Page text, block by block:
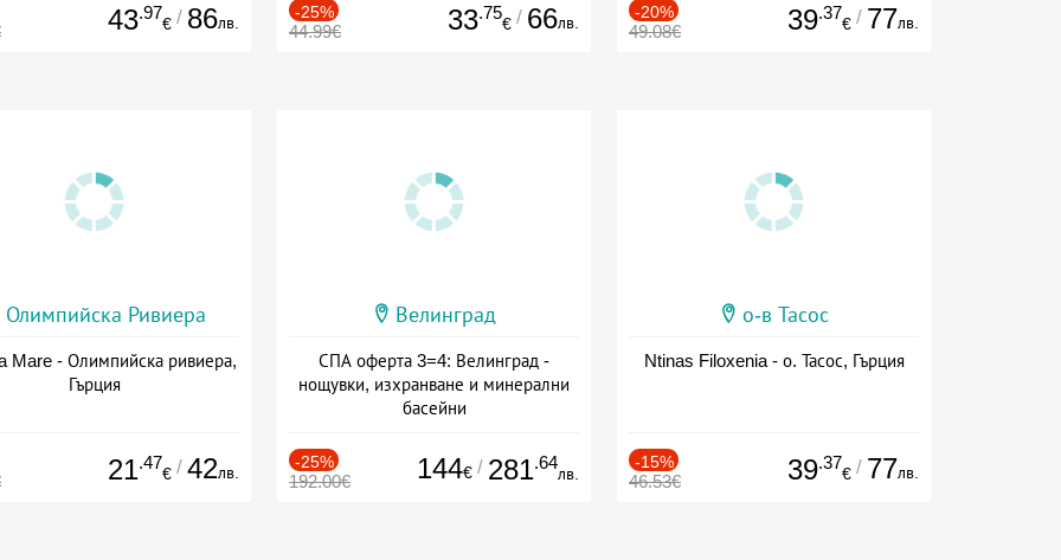
43.97
€ / 86лв.
-25%
44.99€ 33.75
€ / 66лв.
-20%
49.08€ 39.37
€ / 77лв.
Олимпийска Ривиера
Mare - Олимпийска ривиера,
Гърция
21.47
€ / 42лв.
Велинград
СПА оферта 3=4: Велинград -
нощувки, изхранване и минерални
басейни
-25%
192.00€ 144€ / 281.64
лв.
о-в Тасос
Ntinas Filoxenia - о. Тасос, Гърция
-15%
46.53€ 39.37
€ / 77лв.